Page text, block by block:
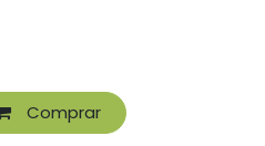
Comprar